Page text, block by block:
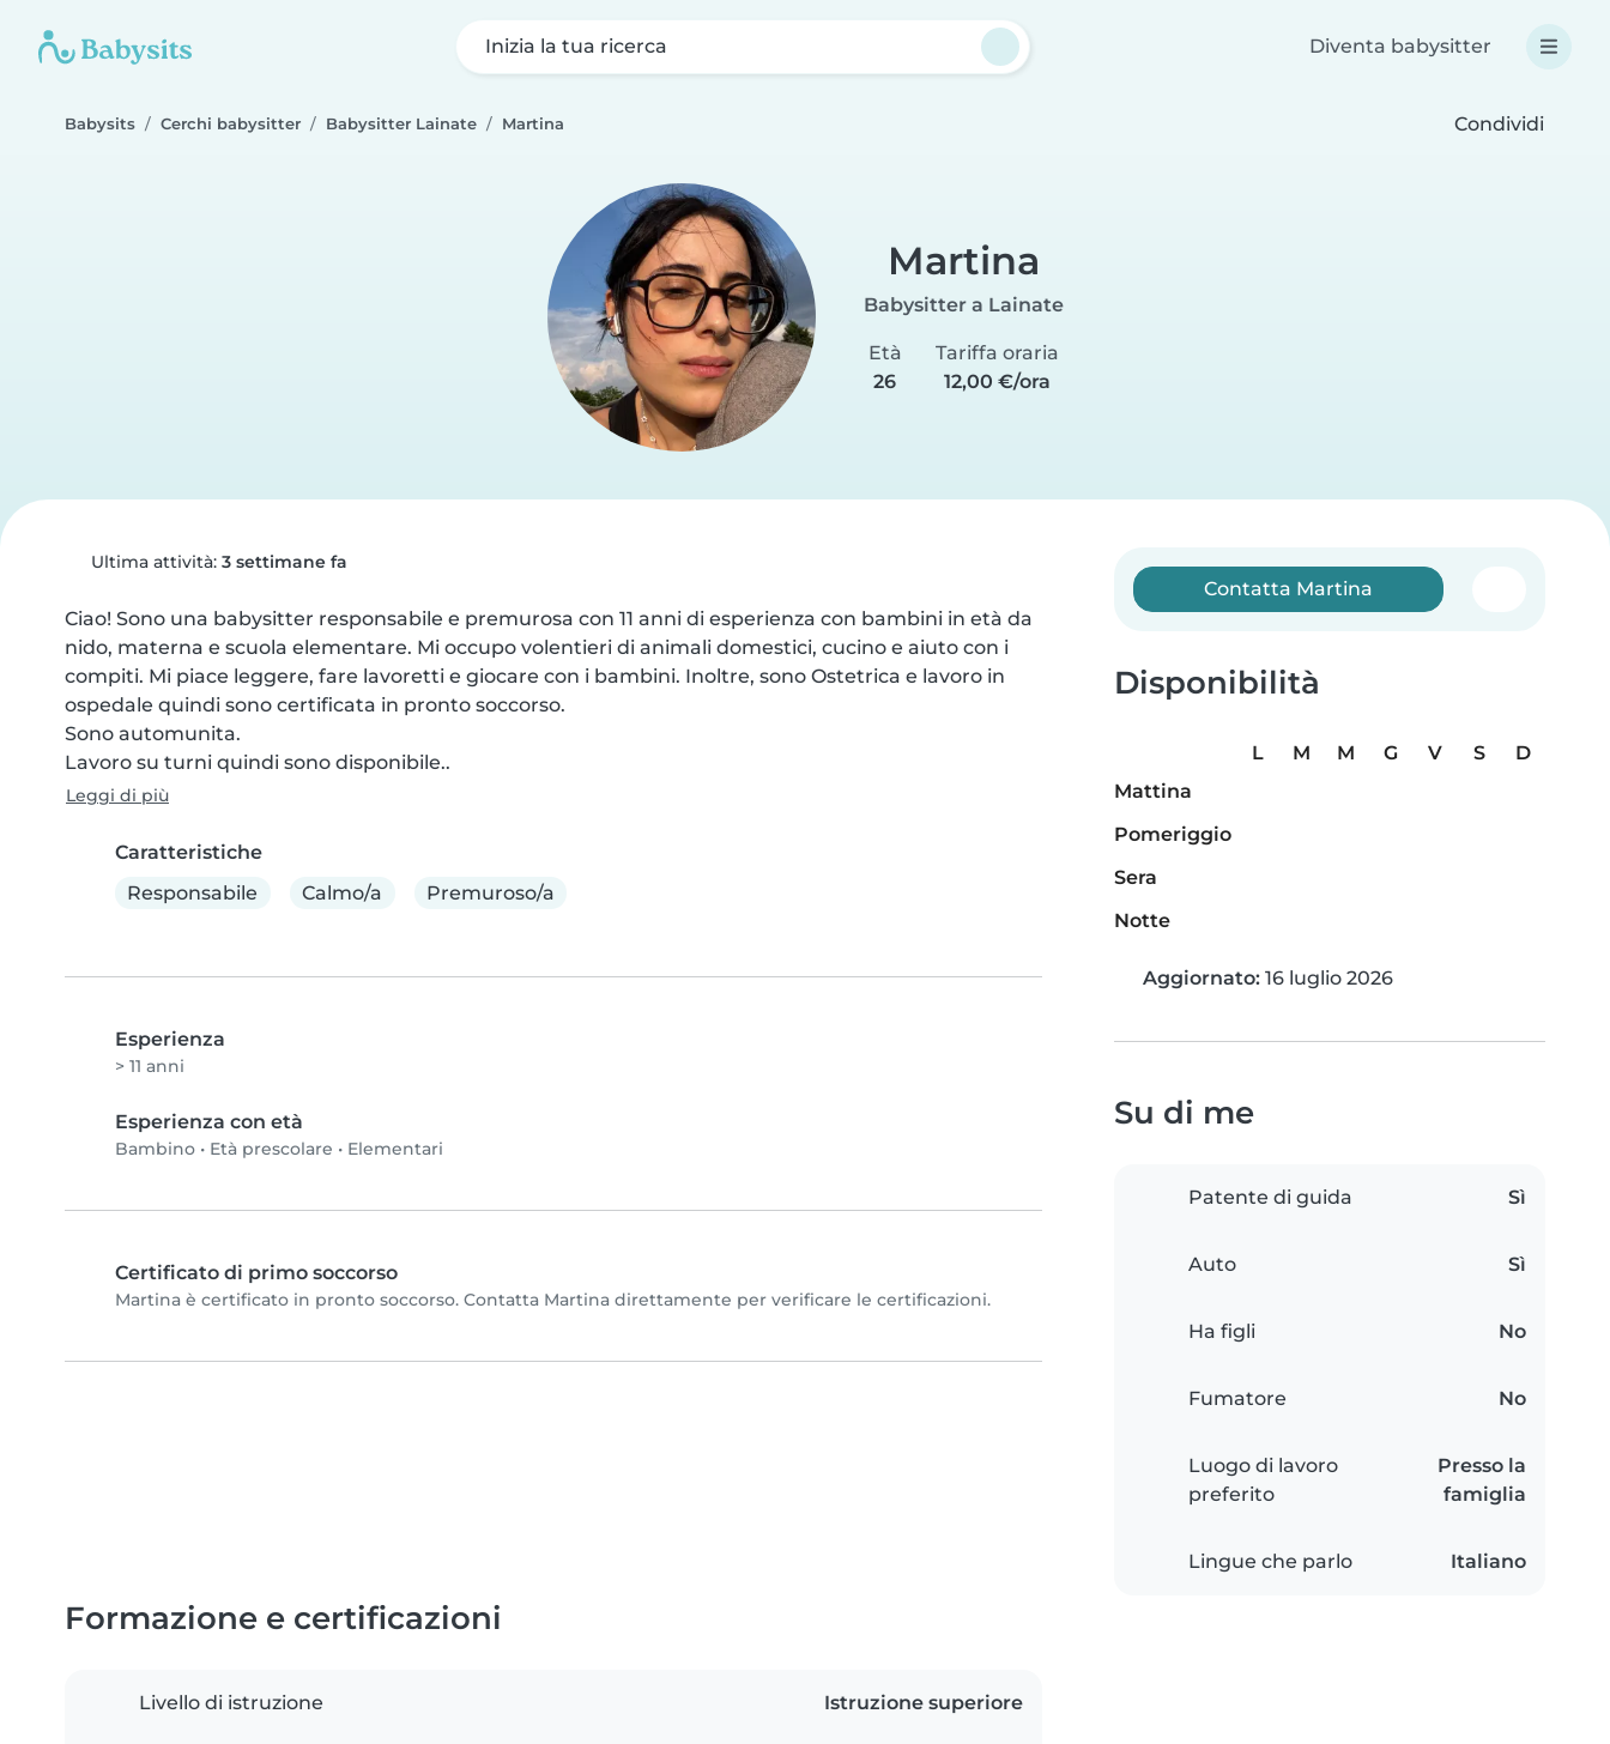
Inizia la tua ricerca Diventa babysitter
Babysits Cerchi babysitter Babysitter Lainate Martina Condividi
Martina
Babysitter a Lainate
Età
26
Tariffa oraria
12,00 €/ora
Ultima attività: 3 settimane fa
Ciao! Sono una babysitter responsabile e premurosa con 11 anni di esperienza con bambini in età da
nido, materna e scuola elementare. Mi occupo volentieri di animali domestici, cucino e aiuto con i
compiti. Mi piace leggere, fare lavoretti e giocare con i bambini. Inoltre, sono Ostetrica e lavoro in
ospedale quindi sono certificata in pronto soccorso.
Sono automunita.
Lavoro su turni quindi sono disponibile..
Leggi di più
Caratteristiche
Responsabile
Calmo/a Premuroso/a
Esperienza
> 11 anni
Esperienza con età
Bambino • Età prescolare • Elementari
Certificato di primo soccorso
Martina è certificato in pronto soccorso. Contatta Martina direttamente per verificare le certificazioni.
Contatta Martina
Disponibilità
L M M G V S
D
Mattina
Pomeriggio
Sera
Notte
Aggiornato: 16 luglio 2026
Su di me
Patente di guida Sì
Auto Sì
Ha figli No
Fumatore No
Luogo di lavoro
preferito
Presso la
famiglia
Lingue che parlo Italiano
Formazione e certificazioni
Livello di istruzione Istruzione superiore